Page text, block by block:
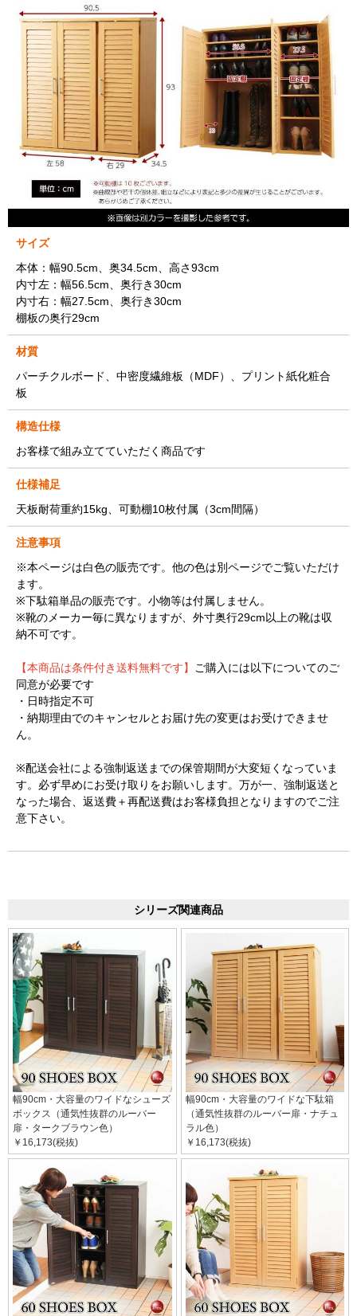
サイズ
本体：幅90.5cm、奥34.5cm、高さ93cm
内寸左：幅56.5cm、奥行き30cm
内寸右：幅27.5cm、奥行き30cm
棚板の奥行29cm
材質
パーチクルボード、中密度繊維板（MDF）、プリント紙化粧合
板
構造仕様
お客様で組み立てていただく商品です
仕様補足
天板耐荷重約15kg、可動棚10枚付属（3cm間隔）
注意事項
※本ページは白色の販売です。他の色は別ページでご覧いただけ
ます。
※下駄箱単品の販売です。小物等は付属しません。
※靴のメーカー毎に異なりますが、外寸奥行29cm以上の靴は収
納不可です。
【本商品は条件付き送料無料です】
ご購入には以下についてのご
同意が必要です
・日時指定不可
・納期理由でのキャンセルとお届け先の変更はお受けできませ
ん。
※配送会社による強制返送までの保管期間が大変短くなっていま
す。必ず早めにお受け取りをお願いします。万が一、強制返送と
なった場合、返送費＋再配送費はお客様負担となりますのでご注
意下さい。
シリーズ関連商品
幅90cm・大容量のワイドなシューズ
ボックス（通気性抜群のルーバー
扉・タークブラウン色）
￥16,173(税抜)
幅90cm・大容量のワイドな下駄箱
（通気性抜群のルーバー扉・ナチュ
ラル色）
￥16,173(税抜)